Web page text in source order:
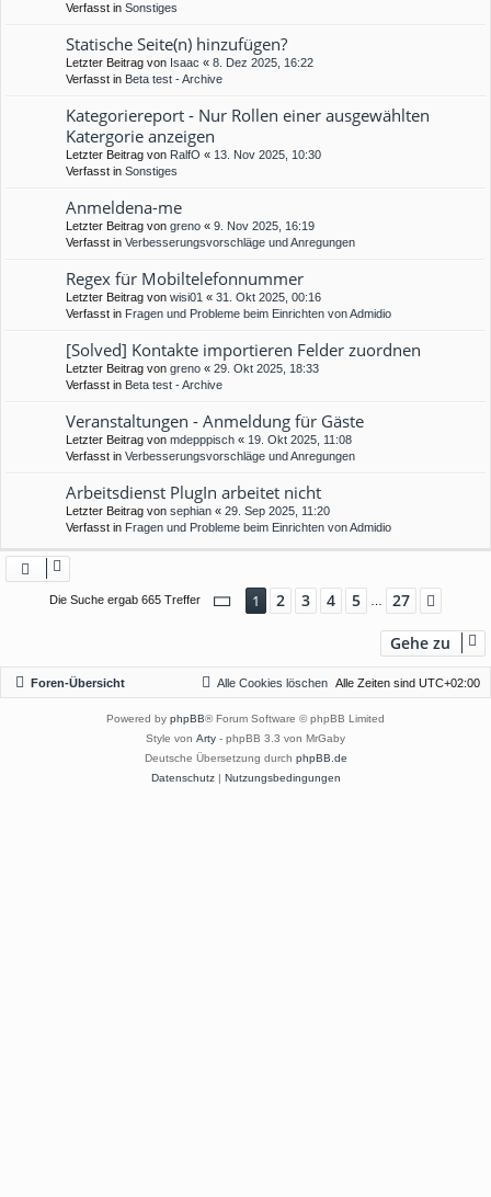
Verfasst in Sonstiges
Statische Seite(n) hinzufügen?
Letzter Beitrag von Isaac « 8. Dez 2025, 16:22
Verfasst in Beta test - Archive
Kategoriereport - Nur Rollen einer ausgewählten
Katergorie anzeigen
Letzter Beitrag von RalfO « 13. Nov 2025, 10:30
Verfasst in Sonstiges
Anmeldena-me
Letzter Beitrag von greno « 9. Nov 2025, 16:19
Verfasst in Verbesserungsvorschläge und Anregungen
Regex für Mobiltelefonnummer
Letzter Beitrag von wisi01 « 31. Okt 2025, 00:16
Verfasst in Fragen und Probleme beim Einrichten von Admidio
[Solved] Kontakte importieren Felder zuordnen
Letzter Beitrag von greno « 29. Okt 2025, 18:33
Verfasst in Beta test - Archive
Veranstaltungen - Anmeldung für Gäste
Letzter Beitrag von mdepppisch « 19. Okt 2025, 11:08
Verfasst in Verbesserungsvorschläge und Anregungen
Arbeitsdienst PlugIn arbeitet nicht
Letzter Beitrag von sephian « 29. Sep 2025, 11:20
Verfasst in Fragen und Probleme beim Einrichten von Admidio
Die Suche ergab 665 Treffer Seite 1 von 27
1 2 3 4 5 27
Gehe zu
Foren-Übersicht Alle Zeiten sind UTC+02:00
Alle Cookies löschen
Powered by phpBB® Forum Software © phpBB Limited
Style von Arty - phpBB 3.3 von MrGaby
Deutsche Übersetzung durch phpBB.de
Datenschutz| Nutzungsbedingungen